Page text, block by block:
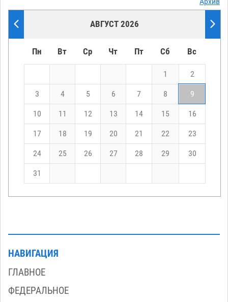
АВГУСТ 2026
Пн Вт Ср Чт Пт Сб Вс
1 2
3 4 5 6 7 8 9
10 11 12 13 14 15 16
17 18 19 20 21 22 23
24 25 26 27 28 29 30
31
НАВИГАЦИЯ
ГЛАВНОЕ
ФЕДЕРАЛЬНОЕ